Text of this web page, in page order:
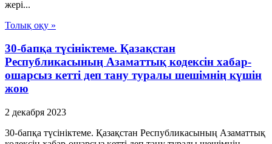
жерi...
Толық оқу »
30-бапқа түсініктеме. Қазақстан
Республикасының Азаматтық кодексін хабар-
ошарсыз кетті деп тану туралы шешімнің күшін
жою
2 декабря 2023
30-бапқа түсініктеме. Қазақстан Республикасының Азаматтық